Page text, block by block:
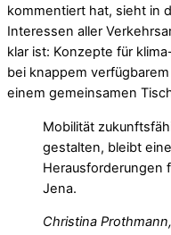
kommentiert hat, sieht in
Interessen aller
klar ist: Konzepte für
bei knappem
einem gemeinsamen
Mobilität
gestalten, bleibt
Herausforderungen
Jena.
Christina